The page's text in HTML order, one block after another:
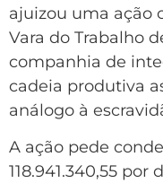
ajuizou uma ação
Vara do Trabalho
companhia de
cadeia produtiva
análogo à
A ação pede
118.941.340,55